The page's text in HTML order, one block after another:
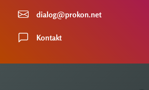
dialog@prokon.net
Kontakt